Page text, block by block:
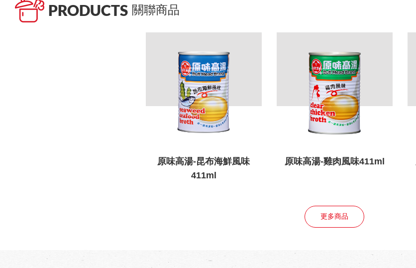
PRODUCTS 關聯商品
原味高湯-昆布海鮮風味
411ml
原味高湯-雞肉風味411ml
更多商品